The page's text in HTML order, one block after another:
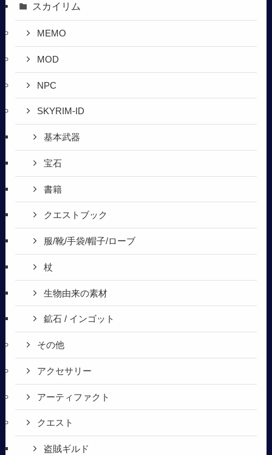
スカイリム
MEMO
MOD
NPC
SKYRIM-ID
基本武器
宝石
書籍
クエストブック
服/靴/手袋/帽子/ローブ
杖
生物由来の素材
鉱石 / インゴット
その他
アクセサリー
アーティファクト
クエスト
盗賊ギルド